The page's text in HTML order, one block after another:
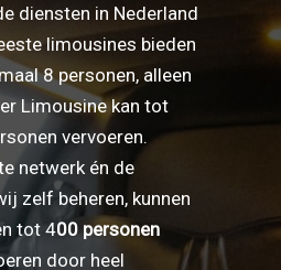
diensten in Nederland
limousines bieden
8 personen, alleen
Limousine kan tot
vervoeren.
netwerk én de
zelf beheren, kunnen
tot 400 personen
door heel